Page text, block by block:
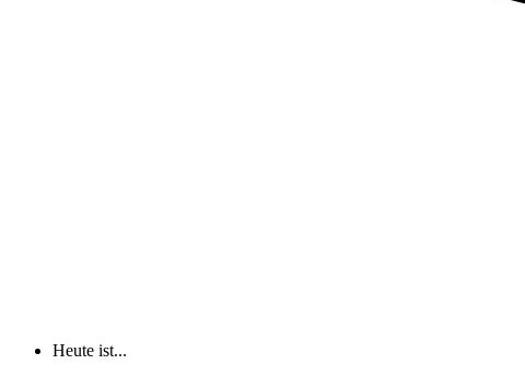
Heute ist...